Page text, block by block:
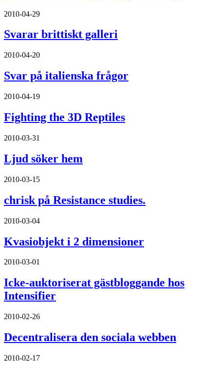
2010-04-29
Svarar brittiskt galleri
2010-04-20
Svar på italienska frågor
2010-04-19
Fighting the 3D Reptiles
2010-03-31
Ljud söker hem
2010-03-15
chrisk på Resistance studies.
2010-03-04
Kvasiobjekt i 2 dimensioner
2010-03-01
Icke-auktoriserat gästbloggande hos
Intensifier
2010-02-26
Decentralisera den sociala webben
2010-02-17